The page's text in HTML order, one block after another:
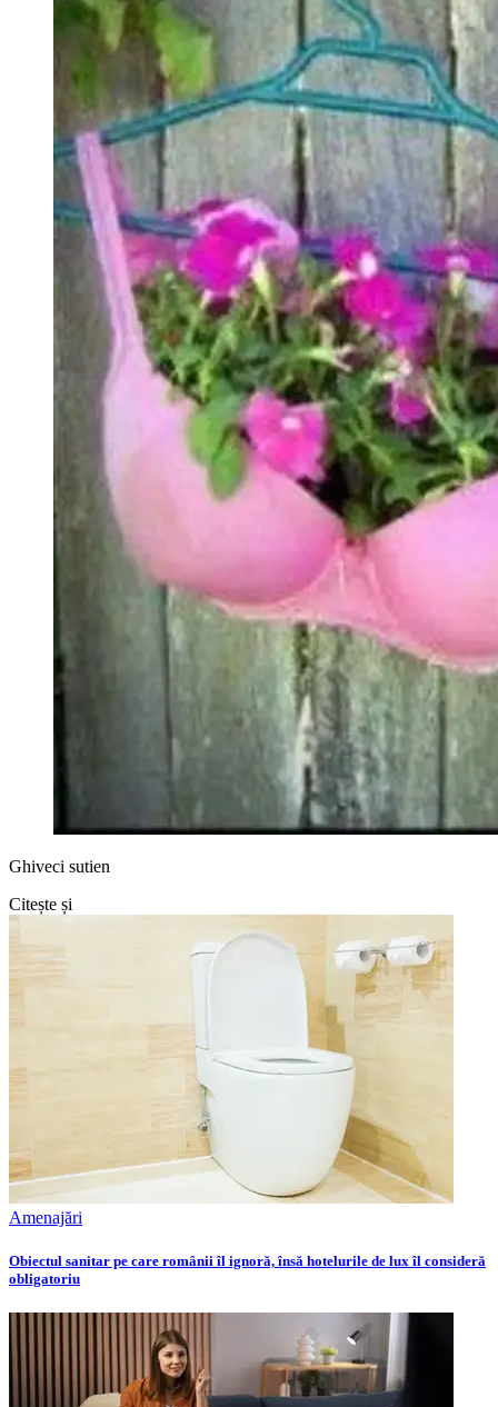
Ghiveci sutien
Citește și
Amenajări
Obiectul sanitar pe care românii îl ignoră, însă hotelurile de lux îl consideră
obligatoriu